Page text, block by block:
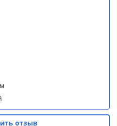
отзыв